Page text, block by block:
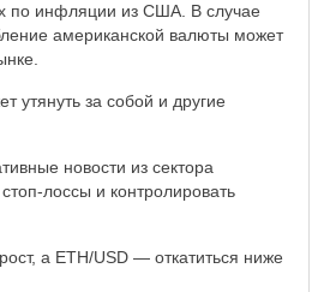
по инфляции из США. В случае
американской валюты может
утянуть за собой и другие
новости из сектора
лоссы и контролировать
а ETH/USD — откатиться ниже